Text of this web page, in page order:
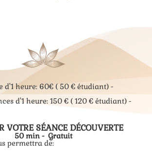
d'1 heure: 60€ ( 50 € étudiant) -
d'1 heure: 150 € ( 120 € étudiant) -
VOTRE SÉANCE DÉCOUVERTE
50 min - Gratuit
permettra de: